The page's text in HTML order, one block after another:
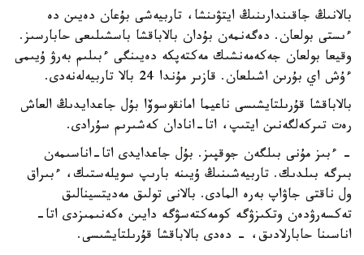
بالانىڭ جاقىندارىنىڭ ايتۋىنشا، تاربيەشى بۇعان دەيىن دە
ءىستى بولعان. دەگەنمەن بۇدان بالاباقشا باسشىلىعى حابارسىز.
وقيعا بولعان جەكەمەنشىك مەكتەپكە دەيىنگى ءبىلىم بەرۋ ۇيىمى
ءۇش اي بۇرىن اشىلعان. قازىر مۇندا 24 بالا تاربيەلەنەدى.
بالاباقشا قۇرىلتايشىسى ناعيما امانقوسوۆا بۇل جاعدايدىڭ العاش
رەت تىركەلگەنىن ايتىپ، اتا-انادان كەشىرىم سۇرادى.
- ءبىز مۇنى بىلگەن جوقپىز. بۇل جاعدايدى اتا-اناسىمەن
بىرگە بىلدىك. تاربيەشىنىڭ ۇيىنە بارىپ سويلەستىك، ءبىراق
ول ناقتى جاۋاپ بەرە المادى. بالانى تولىق مەديتسينالىق
تەكسەرۋدەن وتكىزۋگە كومەكتەسۋگە دايىن ەكەنىمىزدى اتا-
اناسىنا حابارلادىق، - دەدى بالاباقشا قۇرىلتايشىسى.